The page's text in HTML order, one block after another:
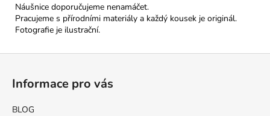
Náušnice doporučujeme nenamáčet.
Pracujeme s přírodními materiály a každý kousek je originál.
Fotografie je ilustrační.
Informace pro vás
BLOG